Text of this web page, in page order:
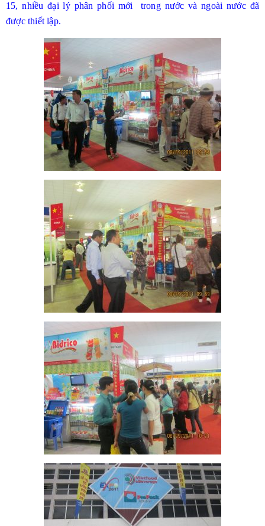
15, nhiều đại lý phân phối mới trong nước và ngoài nước đã
được thiết lập.